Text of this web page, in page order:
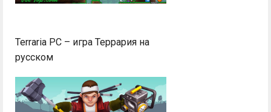
Terraria PC – игра Террария на
русском